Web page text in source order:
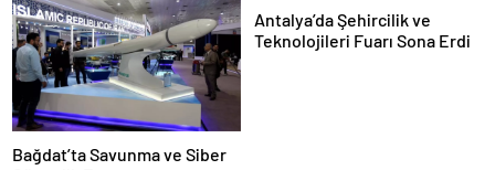
Bağdat’ta Savunma ve Siber
Antalya’da Şehircilik ve
Teknolojileri Fuarı Sona Erdi